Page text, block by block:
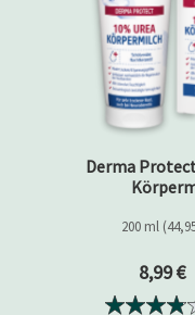
Derma
200 ml
8,99 €